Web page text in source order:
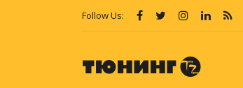
Follow Us: